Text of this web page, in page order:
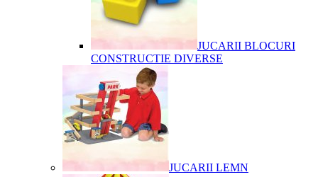
JUCARII BLOCURI
CONSTRUCTIE DIVERSE
JUCARII LEMN